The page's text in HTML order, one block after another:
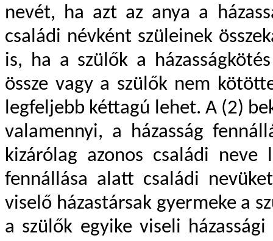
nevét, ha azt az anya a
családi névként szüleinek
is, ha a szülők a
össze vagy a szülők nem
legfeljebb kéttagú lehet. A (2)
valamennyi, a házasság
kizárólag azonos családi
fennállása alatt családi
viselő házastársak gyermeke a
a szülők egyike viseli